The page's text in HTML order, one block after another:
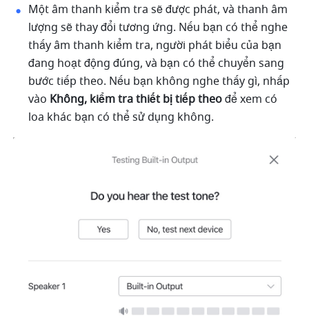
Một âm thanh kiểm tra sẽ được phát, và thanh âm
lượng sẽ thay đổi tương ứng. Nếu bạn có thể nghe
thấy âm thanh kiểm tra, người phát biểu của bạn
đang hoạt động đúng, và bạn có thể chuyển sang
bước tiếp theo. Nếu bạn không nghe thấy gì, nhấp
vào Không, kiểm tra thiết bị tiếp theo để xem có
loa khác bạn có thể sử dụng không.